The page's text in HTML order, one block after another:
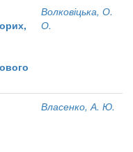
Волковіцька, О.
О.
Власенко, А. Ю.